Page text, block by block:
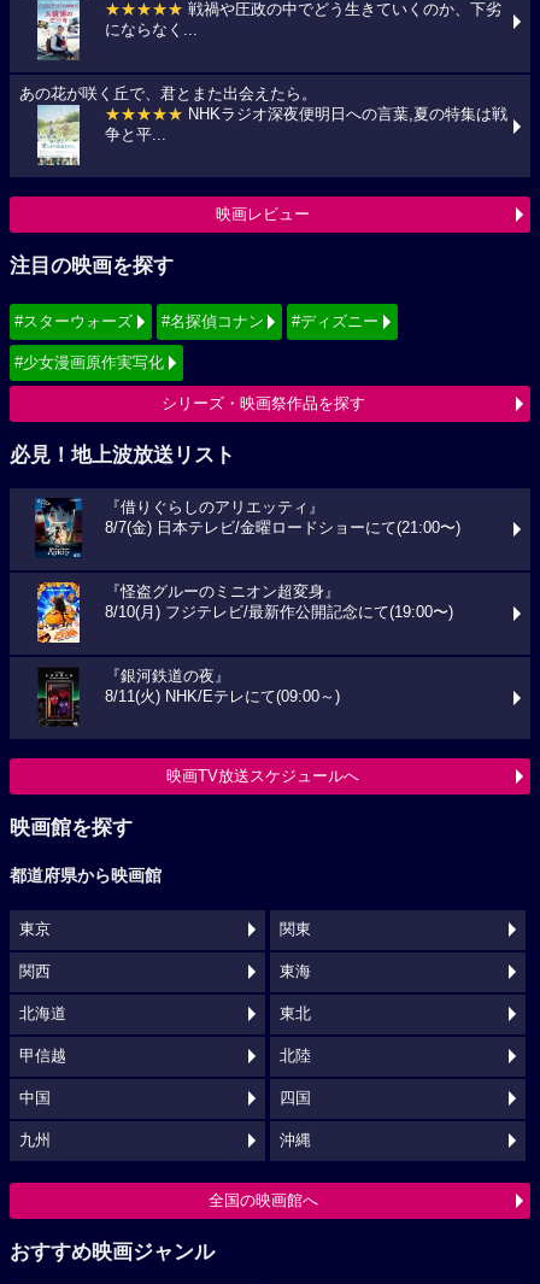
★★★★★ 戦禍や圧政の中でどう生きていくのか、下劣
にならなく...
あの花が咲く丘で、君とまた出会えたら。
★★★★★ NHKラジオ深夜便明日への言葉,夏の特集は戦
争と平...
映画レビュー
注目の映画を探す
#スターウォーズ #名探偵コナン #ディズニー
#少女漫画原作実写化
シリーズ・映画祭作品を探す
必見！地上波放送リスト
『借りぐらしのアリエッティ』
8/7(金) 日本テレビ/金曜ロードショーにて(21:00〜)
『怪盗グルーのミニオン超変身』
8/10(月) フジテレビ/最新作公開記念にて(19:00〜)
『銀河鉄道の夜』
8/11(火) NHK/Eテレにて(09:00～)
映画TV放送スケジュールへ
映画館を探す
都道府県から映画館
東京 関東
関西 東海
北海道 東北
甲信越 北陸
中国 四国
九州 沖縄
全国の映画館へ
おすすめ映画ジャンル